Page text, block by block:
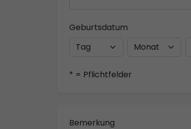
Geburtsdatum
* = Pflichtfelder
Bemerkung